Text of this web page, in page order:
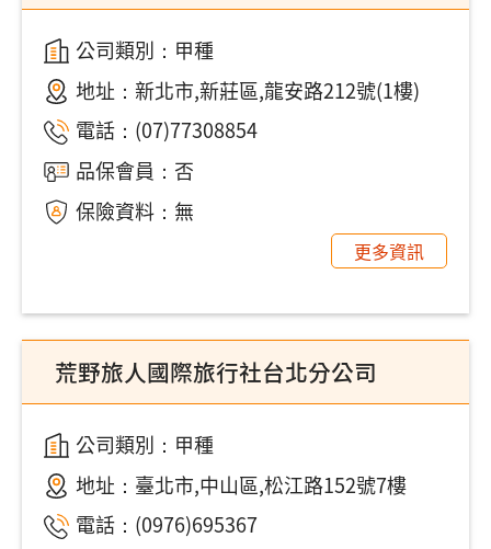
公司類別：甲種
地址： 新北市,新莊區,龍安路212號(1樓)
電話： (07)77308854
品保會員：否
保險資料：無
更多資訊
荒野旅人國際旅行社台北分公司
公司類別：甲種
地址： 臺北市,中山區,松江路152號7樓
電話： (0976)695367